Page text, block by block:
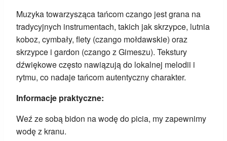
Muzyka towarzysząca tańcom czango jest grana na
tradycyjnych instrumentach, takich jak skrzypce, lutnia
koboz, cymbały, flety (czango mołdawskie) oraz
skrzypce i gardon (czango z Gimeszu). Tekstury
dźwiękowe często nawiązują do lokalnej melodii i
rytmu, co nadaje tańcom autentyczny charakter.
Informacje praktyczne:
Weź ze sobą bidon na wodę do picia, my zapewnimy
wodę z kranu.